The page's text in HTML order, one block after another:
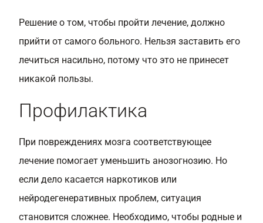
Решение о том, чтобы пройти лечение, должно
прийти от самого больного. Нельзя заставить его
лечиться насильно, потому что это не принесет
никакой пользы.
Профилактика
При повреждениях мозга соответствующее
лечение помогает уменьшить анозогнозию. Но
если дело касается наркотиков или
нейродегенеративных проблем, ситуация
становится сложнее. Необходимо, чтобы родные и